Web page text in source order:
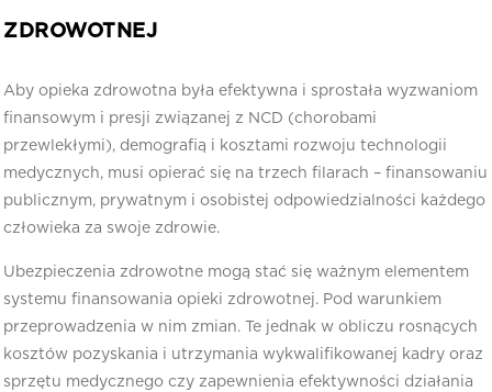
ZDROWOTNEJ
Aby opieka zdrowotna była efektywna i sprostała wyzwaniom
finansowym i presji związanej z NCD (chorobami
przewlekłymi), demografią i kosztami rozwoju technologii
medycznych, musi opierać się na trzech filarach – finansowaniu
publicznym, prywatnym i osobistej odpowiedzialności każdego
człowieka za swoje zdrowie.
Ubezpieczenia zdrowotne mogą stać się ważnym elementem
systemu finansowania opieki zdrowotnej. Pod warunkiem
przeprowadzenia w nim zmian. Te jednak w obliczu rosnących
kosztów pozyskania i utrzymania wykwalifikowanej kadry oraz
sprzętu medycznego czy zapewnienia efektywności działania